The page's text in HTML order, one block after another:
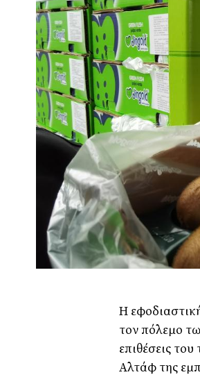
Η
τον πόλεμο
επιθέσεις
Αλτάφ της